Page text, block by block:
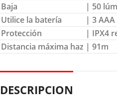
Baja
| 50
Utilice la batería
| 3
Protección
| IPX4
Distancia máxima haz | 91m
DESCRIPCION